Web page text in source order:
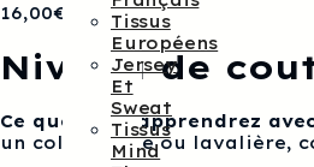
Tissus
Européens
Jersey
Et
Sweat
Tissus
Mind
16,00€
Niveau de
Ce que vous apprendrez
un col chemise ou lavalière,